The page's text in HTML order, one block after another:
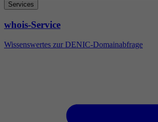
Services
whois-Service
Wissenswertes zur DENIC-Domainabfrage